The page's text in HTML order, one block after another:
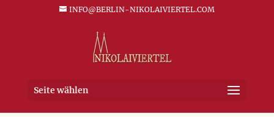
INFO@BERLIN-NIKOLAIVIERTEL.COM
Seite wählen